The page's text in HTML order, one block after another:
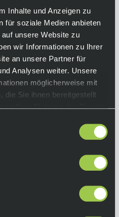
Inhalte und Anzeigen zu
für soziale Medien anbieten
unsere Website zu
wir Informationen zu Ihrer
an unsere Partner für
Analysen weiter. Unsere
möglicherweise mit
die Sie ihnen bereitgestellt
Ihrer Nutzung der Dienste
Ranger Gel
Das bekommst du
einer höheren
in der Innenfläche wird
der flachen
die Passform einstellen,
Halt
TruGel-Gel in der